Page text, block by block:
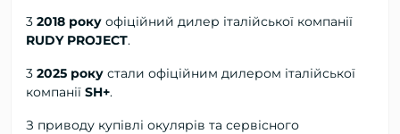
3 2018 року офіційний дилер італійської компанії
RUDY PROJECT.
3 2025 року стали офіційним дилером італійської
компанії SH+.
З приводу купівлі окулярів та сервісного